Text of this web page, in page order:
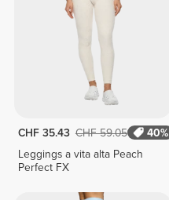
CHF 35.43 CHF 59.05
40%
Leggings a vita alta Peach
Perfect FX